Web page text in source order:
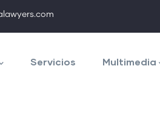
Servicios Multimedia